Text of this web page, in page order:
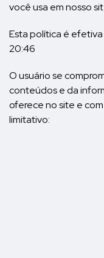
você usa em nosso
Esta política é
20:46
O usuário se
conteúdos e da
oferece no site e
limitativo: